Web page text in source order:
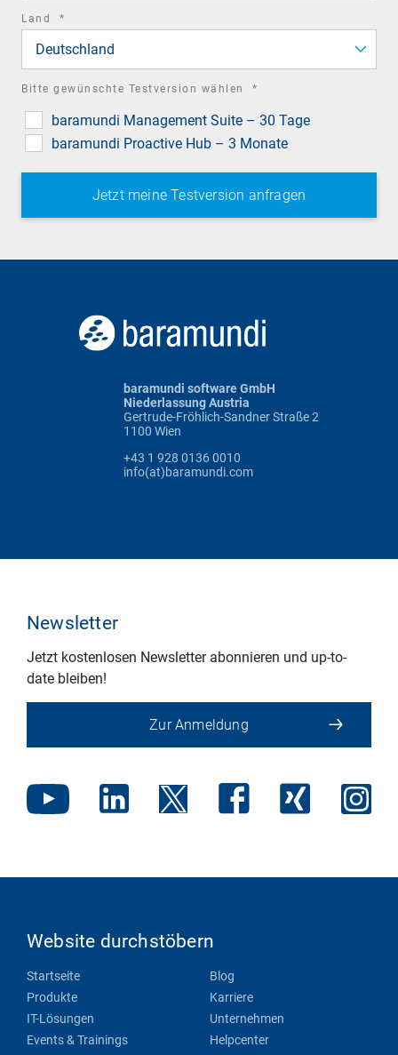
Land *
Deutschland
Bitte gewünschte Testversion wählen *
baramundi Management Suite – 30 Tage
baramundi Proactive Hub – 3 Monate
baramundi software GmbH
Niederlassung Austria
Gertrude-Fröhlich-Sandner Straße 2
1100 Wien
+43 1 928 0136 0010
info(at)baramundi.com
Newsletter
Jetzt kostenlosen Newsletter abonnieren und up-to-
date bleiben!
Zur Anmeldung
Website durchstöbern
Startseite
Produkte
IT-Lösungen
Events & Trainings
Blog
Karriere
Unternehmen
Helpcenter